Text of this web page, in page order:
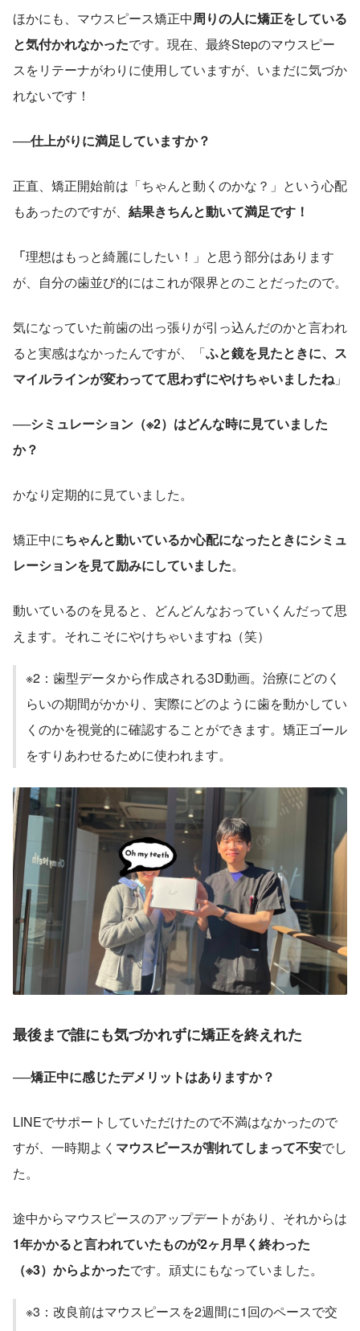
ほかにも、マウスピース矯正中周りの人に矯正をしている
と気付かれなかったです。現在、最終Stepのマウスピー
スをリテーナがわりに使用していますが、いまだに気づか
れないです！
──仕上がりに満足していますか？
正直、矯正開始前は「ちゃんと動くのかな？」という心配
もあったのですが、 結果きちんと動いて満足です！
「理想はもっと綺麗にしたい！」と思う部分はあります
が、自分の歯並び的にはこれが限界とのことだったので。
気になっていた前歯の出っ張りが引っ込んだのかと言われ
ると実感はなかったんですが、「ふと鏡を見たときに、ス
マイルラインが変わってて思わずにやけちゃいましたね」
──シミュレーション（※2）はどんな時に見ていました
か？
かなり定期的に見ていました。
矯正中にちゃんと動いているか心配になったときにシミュ
レーションを見て励みにしていました。
動いているのを見ると、どんどんなおっていくんだって思
えます。それこそにやけちゃいますね（笑）
※2：歯型データから作成される3D動画。治療にどのく
らいの期間がかかり、実際にどのように歯を動かしてい
くのかを視覚的に確認することができます。矯正ゴール
をすりあわせるために使われます。
最後まで誰にも気づかれずに矯正を終えれた
──矯正中に感じたデメリットはありますか？
LINEでサポートしていただけたので不満はなかったので
すが、一時期よく マウスピースが割れてしまって不安でし
た。
途中からマウスピースのアップデートがあり、それからは
1年かかると言われていたものが2ヶ月早く終わった
（※3）からよかったです。頑丈にもなっていました。
※3：改良前はマウスピースを2週間に1回のペースで交